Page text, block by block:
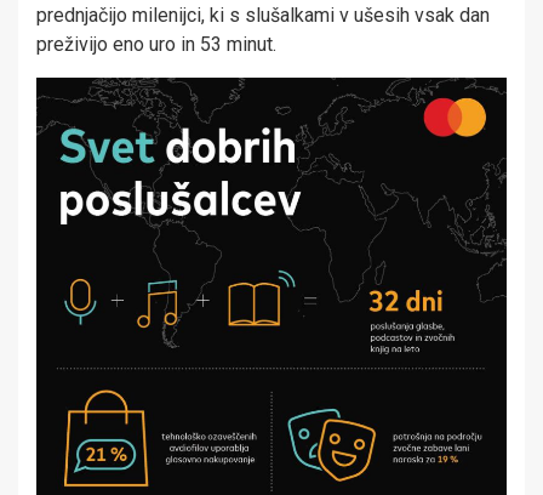
prednjačijo milenijci, ki s slušalkami v ušesih vsak dan
preživijo eno uro in 53 minut.